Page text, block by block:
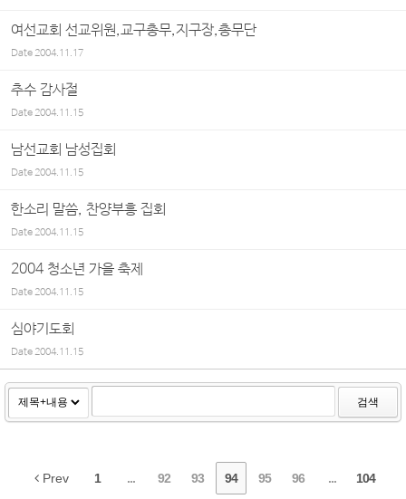
여선교회 선교위원,교구총무,지구장,총무단
Date2004.11.17
추수 감사절
Date2004.11.15
남선교회 남성집회
Date2004.11.15
한소리 말씀, 찬양부흥 집회
Date2004.11.15
2004 청소년 가을 축제
Date2004.11.15
심야기도회
Date2004.11.15
검색
Prev 1 ... 92 93 94 95 96 ... 104